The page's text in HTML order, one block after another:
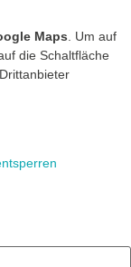
Maps . Um auf
die Schaltfläche